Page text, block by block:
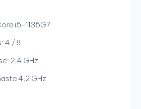
i5-1135G7
4 / 8
2,4 GHz
4,2 GHz